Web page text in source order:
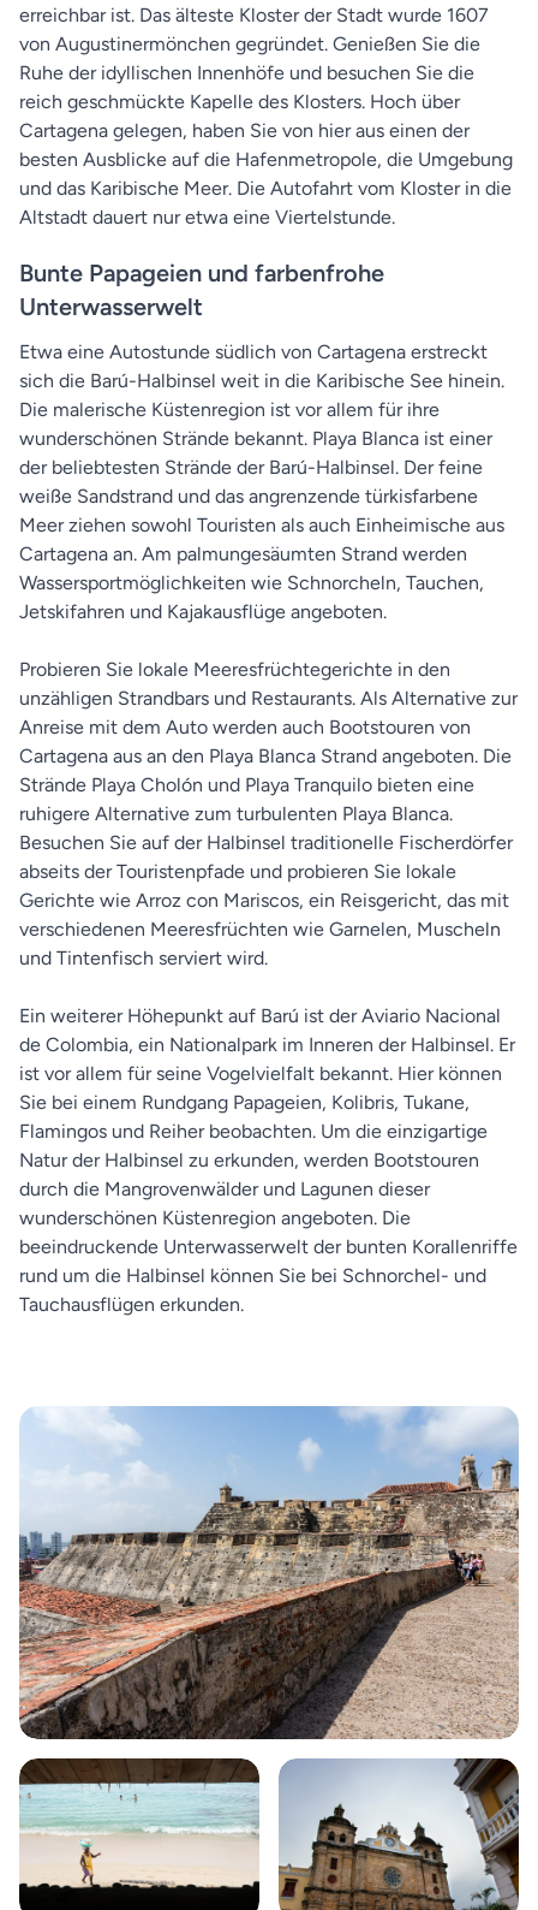
erreichbar ist. Das älteste Kloster der Stadt wurde 1607
von Augustinermönchen gegründet. Genießen Sie die
Ruhe der idyllischen Innenhöfe und besuchen Sie die
reich geschmückte Kapelle des Klosters. Hoch über
Cartagena gelegen, haben Sie von hier aus einen der
besten Ausblicke auf die Hafenmetropole, die Umgebung
und das Karibische Meer. Die Autofahrt vom Kloster in die
Altstadt dauert nur etwa eine Viertelstunde.
Bunte Papageien und farbenfrohe
Unterwasserwelt
Etwa eine Autostunde südlich von Cartagena erstreckt
sich die Barú-Halbinsel weit in die Karibische See hinein.
Die malerische Küstenregion ist vor allem für ihre
wunderschönen Strände bekannt. Playa Blanca ist einer
der beliebtesten Strände der Barú-Halbinsel. Der feine
weiße Sandstrand und das angrenzende türkisfarbene
Meer ziehen sowohl Touristen als auch Einheimische aus
Cartagena an. Am palmungesäumten Strand werden
Wassersportmöglichkeiten wie Schnorcheln, Tauchen,
Jetskifahren und Kajakausflüge angeboten.
Probieren Sie lokale Meeresfrüchtegerichte in den
unzähligen Strandbars und Restaurants. Als Alternative zur
Anreise mit dem Auto werden auch Bootstouren von
Cartagena aus an den Playa Blanca Strand angeboten. Die
Strände Playa Cholón und Playa Tranquilo bieten eine
ruhigere Alternative zum turbulenten Playa Blanca.
Besuchen Sie auf der Halbinsel traditionelle Fischerdörfer
abseits der Touristenpfade und probieren Sie lokale
Gerichte wie Arroz con Mariscos, ein Reisgericht, das mit
verschiedenen Meeresfrüchten wie Garnelen, Muscheln
und Tintenfisch serviert wird.
Ein weiterer Höhepunkt auf Barú ist der Aviario Nacional
de Colombia, ein Nationalpark im Inneren der Halbinsel. Er
ist vor allem für seine Vogelvielfalt bekannt. Hier können
Sie bei einem Rundgang Papageien, Kolibris, Tukane,
Flamingos und Reiher beobachten. Um die einzigartige
Natur der Halbinsel zu erkunden, werden Bootstouren
durch die Mangrovenwälder und Lagunen dieser
wunderschönen Küstenregion angeboten. Die
beeindruckende Unterwasserwelt der bunten Korallenriffe
rund um die Halbinsel können Sie bei Schnorchel- und
Tauchausflügen erkunden.